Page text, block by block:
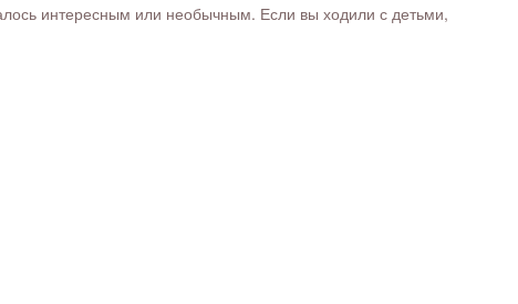
интересным или необычным. Если вы ходили с детьми,